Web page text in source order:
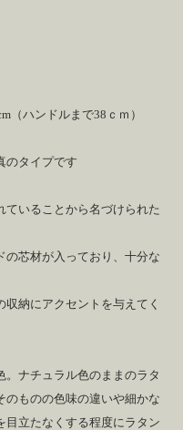
（ハンドルまで38ｃｍ）
のタイプです
ていることから名づけられた
の芯材が入っており、十分な
納にアクセントを与えてく
。ナチュラル色のままのラタ
のものの色味の違いや細かな
目立たなくする程度にラタン